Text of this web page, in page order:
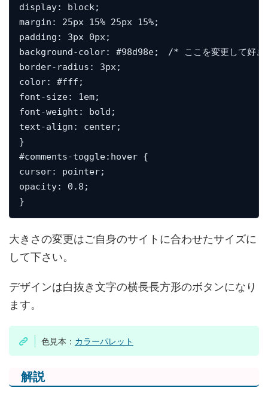
display: block;
margin: 25px 15% 25px 15%;
padding: 3px 0px;
background-color: #98d98e;　/* ここを変更して好き
border-radius: 3px;
color: #fff;
font-size: 1em;
font-weight: bold;
text-align: center;
}
#comments-toggle:hover {
cursor: pointer;
opacity: 0.8;
}
大きさの変更はご自身のサイトに合わせたサイズに
して下さい。
デザインは白抜き文字の横長長方形のボタンになり
ます。
色見本： カラーパレット
解説